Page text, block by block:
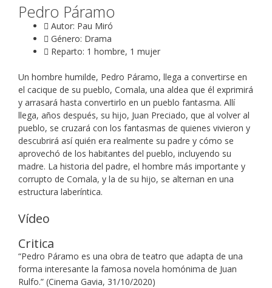
Pedro Páramo
Autor: Pau Miró
Género: Drama
Reparto: 1 hombre, 1 mujer
Un hombre humilde, Pedro Páramo, llega a convertirse en
el cacique de su pueblo, Comala, una aldea que él exprimirá
y arrasará hasta convertirlo en un pueblo fantasma. Allí
llega, años después, su hijo, Juan Preciado, que al volver al
pueblo, se cruzará con los fantasmas de quienes vivieron y
descubrirá así quién era realmente su padre y cómo se
aprovechó de los habitantes del pueblo, incluyendo su
madre. La historia del padre, el hombre más importante y
corrupto de Comala, y la de su hijo, se alternan en una
estructura laberíntica.
Vídeo
Critica
“Pedro Páramo es una obra de teatro que adapta de una
forma interesante la famosa novela homónima de Juan
Rulfo.” (Cinema Gavia, 31/10/2020)